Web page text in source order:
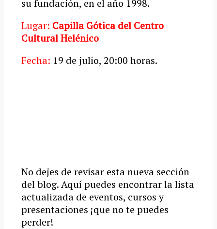
su fundación, en el año 1998.
Lugar: Capilla Gótica del Centro
Cultural Helénico
Fecha: 19 de julio, 20:00 horas.
No dejes de revisar esta nueva sección
del blog. Aquí puedes encontrar la lista
actualizada de eventos, cursos y
presentaciones ¡que no te puedes
perder!